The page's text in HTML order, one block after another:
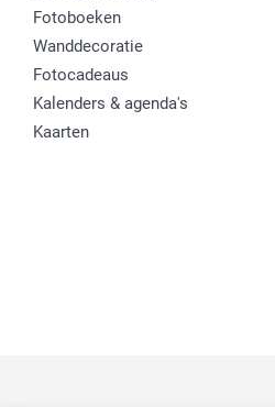
Fotoboeken
Wanddecoratie
Fotocadeaus
Kalenders & agenda's
Kaarten